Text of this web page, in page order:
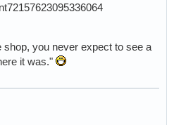
shop, you never expect to see a
it was."